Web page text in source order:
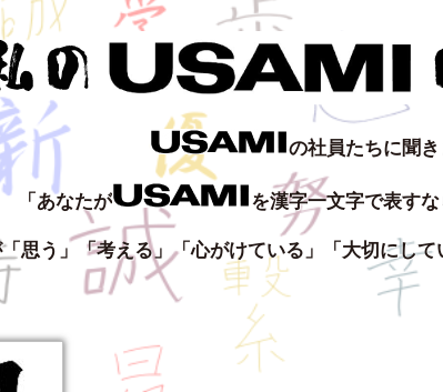
の社員たちに聞
「あなたが を漢字一文字で表す
思う」「考える」「心がけている」「大切にして